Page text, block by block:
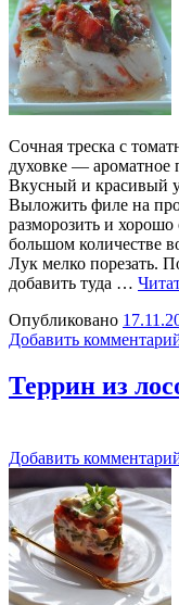
Сочная треска с
духовке — ароматное
Вкусный и красивый
Выложить филе на
разморозить и
большом количестве
Лук мелко порезать.
добавить туда …
Опубликовано
Добавить
Террин из
Добавить